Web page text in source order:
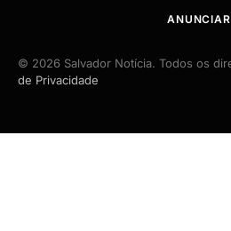
ANUNCIAR
© 2026 Salvador Notícia. Todos os
de Privacidade